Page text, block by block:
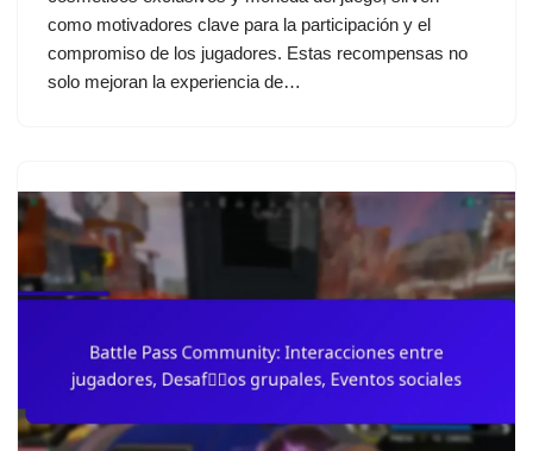
como motivadores clave para la participación y el
compromiso de los jugadores. Estas recompensas no
solo mejoran la experiencia de…